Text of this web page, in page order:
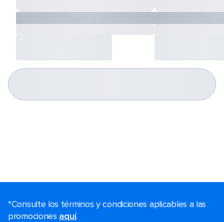
*Consulte los términos y condiciones aplicables a las
promociones aquí.